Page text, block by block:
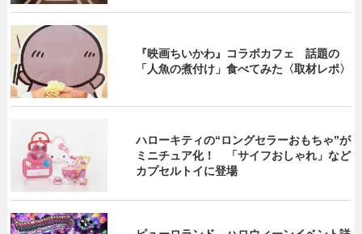
『映画ちいかわ』コラボカフェ 話題の
「人魚の煮付け」食べてみた〈取材レポ〉
ハローキティの“ロングセラーおもちゃ”が
ミニチュア化！ 「サイフおしゃれ」など
カプセルトイに登場